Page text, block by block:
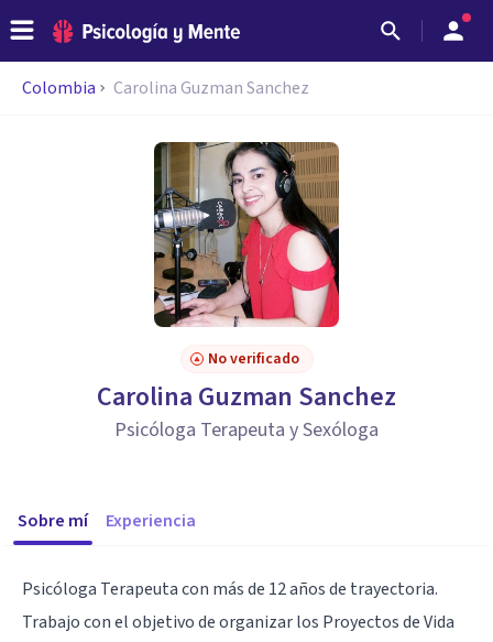
Colombia Carolina Guzman Sanchez
No verificado
Carolina Guzman Sanchez
Psicóloga Terapeuta y Sexóloga
Sobre mí Experiencia
Psicóloga Terapeuta con más de 12 años de trayectoria.
Trabajo con el objetivo de organizar los Proyectos de Vida